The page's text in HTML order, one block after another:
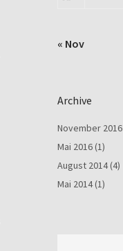
« Nov
Archive
November 2016
Mai 2016 (1)
August 2014(4)
Mai 2014(1)